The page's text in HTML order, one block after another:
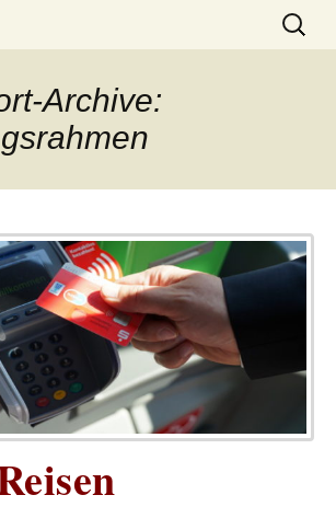
Suchen
nach:
Archive: